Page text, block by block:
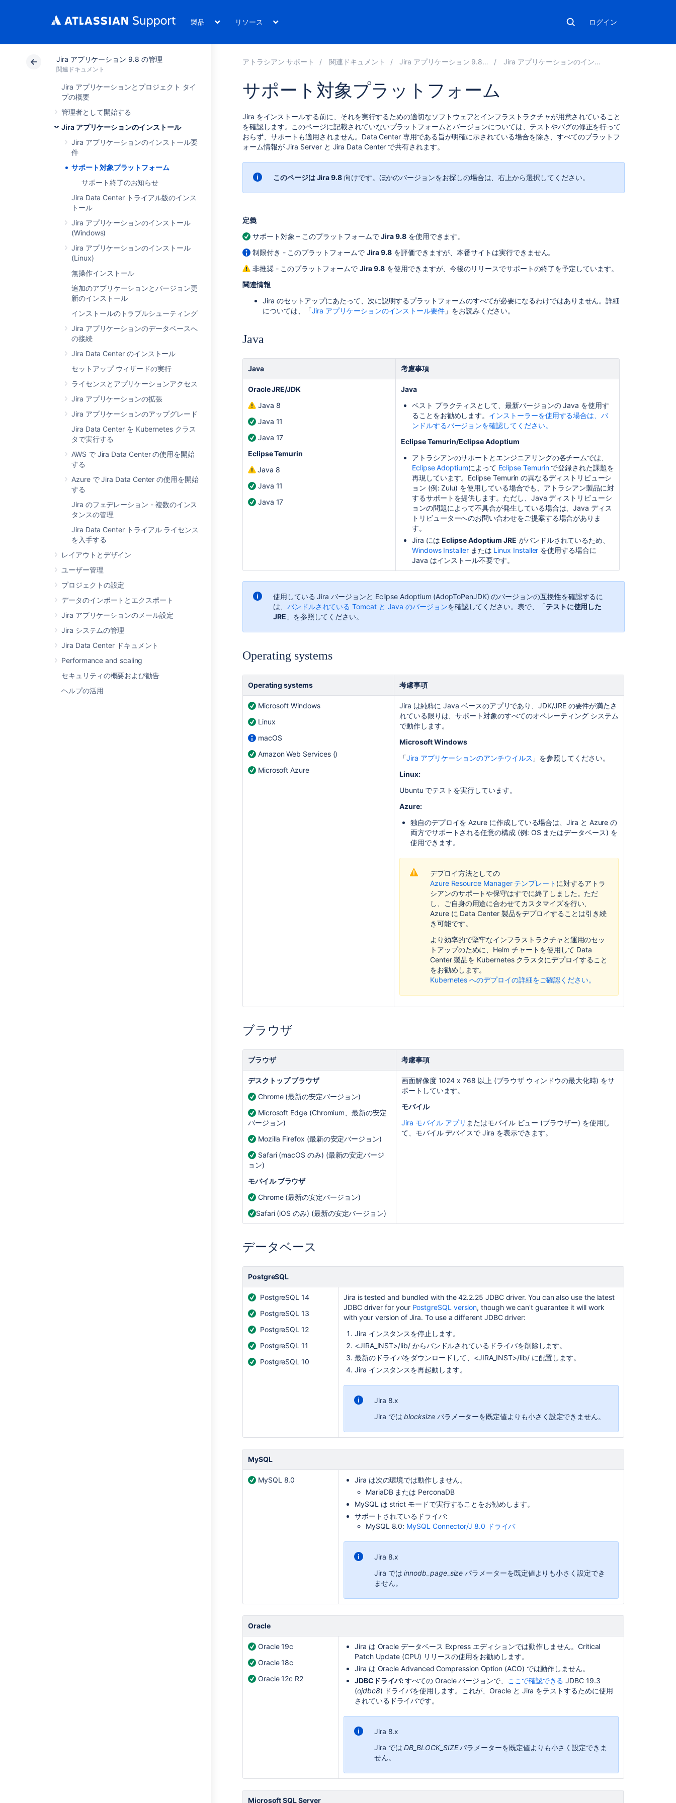
製品 リソース ログイン
Jira アプリケーション 9.8 の管理
関連ドキュメント
Jira アプリケーションとプロジェクト タイ
プの概要
管理者として開始する
Jira アプリケーションのインストール
Jira アプリケーションのインストール要
件
サポート対象プラットフォーム
サポート終了のお知らせ
Jira Data Center トライアル版のインス
トール
Jira アプリケーションのインストール
(Windows)
Jira アプリケーションのインストール
(Linux)
無操作インストール
追加のアプリケーションとバージョン更
新のインストール
インストールのトラブルシューティング
Jira アプリケーションのデータベースへ
の接続
Jira Data Center のインストール
セットアップ ウィザードの実行
ライセンスとアプリケーションアクセス
Jira アプリケーションの拡張
Jira アプリケーションのアップグレード
Jira Data Center を Kubernetes クラス
タで実行する
AWS で Jira Data Center の使用を開始
する
Azure で Jira Data Center の使用を開始
する
Jira のフェデレーション - 複数のインス
タンスの管理
Jira Data Center トライアル ライセンス
を入手する
レイアウトとデザイン
ユーザー管理
プロジェクトの設定
データのインポートとエクスポート
Jira アプリケーションのメール設定
Jira システムの管理
Jira Data Center ドキュメント
Performance and scaling
セキュリティの概要および勧告
ヘルプの活用
アトラシアン サポート 関連ドキュメント Jira アプリケーション 9.8 の管理 Jira アプリケーションのインストール
サポート対象プラットフォーム
MySQL
support
Jira をインストールする前に、それを実行するための適切なソフトウェアとインフラストラクチャが用意されていること
を確認します。このページに記載されていないプラットフォームとバージョンについては、テストやバグの修正を行って
おらず、サポートも適用されません。 Data Center 専用である旨が明確に示されている場合を除き、すべてのプラットフ
ォーム情報が Jira Server と Jira Data Center で共有されます。
このページはJira 9.8向けです。 ほかのバージョンをお探しの場合は、右上から選択してください。
定義
サポート対象 – このプラットフォームでJira 9.8を使用できます。
制限付き - このプラットフォームで Jira 9.8 を評価できますが、本番サイトは実行できません。
非推奨 - このプラットフォームで Jira 9.8 を使用できますが、今後のリリースでサポートの終了を予定しています。
関連情報
Jira のセットアップにあたって、次に説明するプラットフォームのすべてが必要になるわけではありません。詳細
については、「Jira アプリケーションのインストール要件」をお読みください。
Java
Java 考慮事項
Oracle JRE/JDK
Java 8
Java 11
Java 17
Eclipse Temurin
Java 8
Java 11
Java 17
Java
ベスト プラクティスとして、最新バージョンの Java を使用す
ることをお勧めします。 インストーラーを使用する場合は、バ
ンドルするバージョンを確認してください。
Eclipse Temurin/Eclipse Adoptium
アトラシアンのサポートとエンジニアリングの各チームでは、
Eclipse Adoptiumによって Eclipse Temurinで登録された課題を
再現しています。Eclipse Temurin の異なるディストリビューシ
ョン (例: Zulu) を使用している場合でも、アトラシアン製品に対
するサポートを提供します。ただし、Java ディストリビューシ
ョンの問題によって不具合が発生している場合は、Java ディス
トリビューターへのお問い合わせをご提案する場合がありま
す。
Jira にはEclipse Adoptium JRE がバンドルされているため、
Windows Installerまたは Linux Installer を使用する場合に
Java はインストール不要です。
使用している Jira バージョンと Eclipse Adoptium (AdopToPenJDK) のバージョンの互換性を確認するに
は、 バンドルされている Tomcat と Java のバージョンを確認してください。表で、「テストに使用した
JRE 」を参照してください。
Operating systems
Operating systems 考慮事項
Microsoft Windows
Linux
macOS
Amazon Web Services ()
Microsoft Azure
Jira は純粋に Java ベースのアプリであり、JDK/JRE の要件が満たさ
れている限りは、サポート対象のすべてのオペレーティング システム
で動作します。
Microsoft Windows
「Jira アプリケーションのアンチウイルス 」を参照してください。
Linux:
Ubuntu でテストを実行しています。
Azure:
独自のデプロイを Azure に作成している場合は、Jira と Azure の
両方でサポートされる任意の構成 (例: OS またはデータベース) を
使用できます。
デプロイ方法としての
Azure Resource Manager テンプレート に対するアトラ
シアンのサポートや保守はすでに終了しました。 ただ
し、ご自身の用途に合わせてカスタマイズを行い、
Azure に Data Center 製品をデプロイすることは引き続
き可能です。
より効率的で堅牢なインフラストラクチャと運用のセッ
トアップのために、Helm チャートを使用して Data
Center 製品を Kubernetes クラスタにデプロイすること
をお勧めします。
Kubernetes へのデプロイの詳細をご確認ください。
ブラウザ
ブラウザ 考慮事項
デスクトップ ブラウザ
Chrome (最新の安定バージョン)
Microsoft Edge (Chromium、最新の安定
バージョン)
Mozilla Firefox (最新の安定バージョン)
Safari (macOS のみ) (最新の安定バージ
ョン)
モバイル ブラウザ
Chrome (最新の安定バージョン)
Safari (iOS のみ) (最新の安定バージョン)
画面解像度 1024 x 768 以上 (ブラウザ ウィンドウの最大化時) をサ
ポートしています。
モバイル
Jira モバイル アプリ またはモバイル ビュー (ブラウザー) を使用し
て、モバイル デバイスでJira を表示できます。
データベース
PostgreSQL
PostgreSQL 14
PostgreSQL 13
PostgreSQL 12
PostgreSQL 11
PostgreSQL 10
Jira is tested and bundled with the 42.2.25 JDBC driver. You can also use the latest
JDBC driver for your PostgreSQL version, though we can't guarantee it will work
with your version of Jira. To use a different JDBC driver:
Jira インスタンスを停止します。
<JIRA_INST>/lib/ からバンドルされているドライバを削除します。
最新のドライバをダウンロードして、<JIRA_INST>/lib/ に配置します。
Jira インスタンスを再起動します。
Jira 8.x
Jira ではblocksizeパラメーターを既定値よりも小さく設定できません。
MySQL
MySQL 8.0 Jira は次の環境では動作しません。
MariaDB または PerconaDB
MySQL は strict モードで実行することをお勧めします。
サポートされているドライバ:
MySQL 8.0: MySQL Connector/J 8.0 ドライバ
Jira 8.x
Jira ではinnodb_page_size パラメーターを既定値よりも小さく設定でき
ません。
Oracle
Oracle 19c
Oracle 18c
Oracle 12c R2
Jira は Oracle データベース Express エディションでは動作しません。 Critical
Patch Update (CPU) リリースの使用をお勧めします。
Jira は Oracle Advanced Compression Option (ACO) では動作しません。
JDBCドライバ:すべての Oracle バージョンで、 ここで確認できる JDBC 19.3
(ojdbc8) ドライバを使用します。これが、Oracle と Jira をテストするために使用
されているドライバです。
Jira 8.x
Jira ではDB_BLOCK_SIZEパラメーターを既定値よりも小さく設定できま
せん。
Microsoft SQL Server